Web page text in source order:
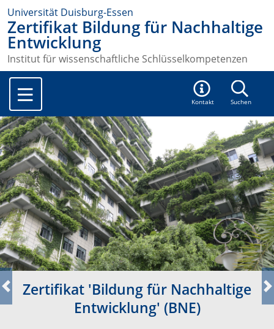
Universität Duisburg-Essen
Zertifikat Bildung für Nachhaltige
Entwicklung
Institut für wissenschaftliche Schlüsselkompetenzen
Kontakt Suchen
Zertifikat 'Bildung für Nachhaltige
Entwicklung' (BNE)
Previous